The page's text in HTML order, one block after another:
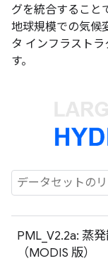
グを統合すること
地球規模での気候
タ インフラスト
す。
PML_V2.2a: 蒸
（MODIS 版）